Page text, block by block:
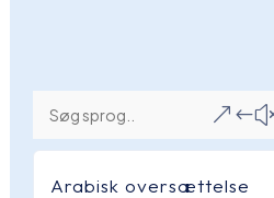
Arabisk oversættelse